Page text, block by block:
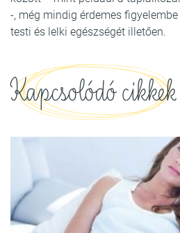
-, még mindig érdemes
testi és lelki egészségét illetően.
Kapcsolódó cikkek